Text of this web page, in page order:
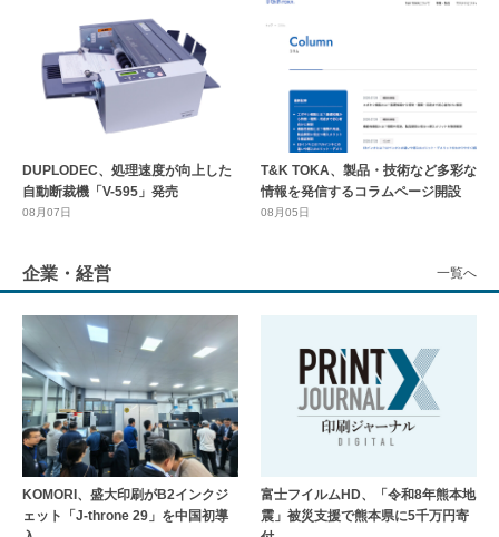
DUPLODEC、処理速度が向上した
T&K TOKA、製品・技術など多彩な
企業・経営